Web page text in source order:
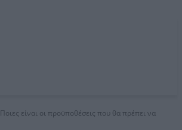
Ποιες είναι οι προϋποθέσεις που θα πρέπει να